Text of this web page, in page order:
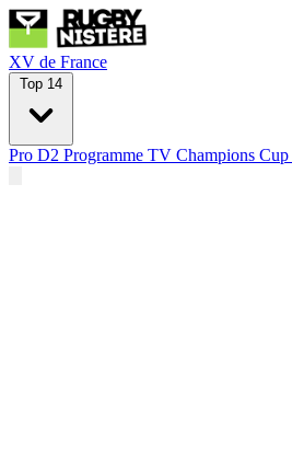
XV de France
Top 14
Pro D2 Programme TV Champions Cup